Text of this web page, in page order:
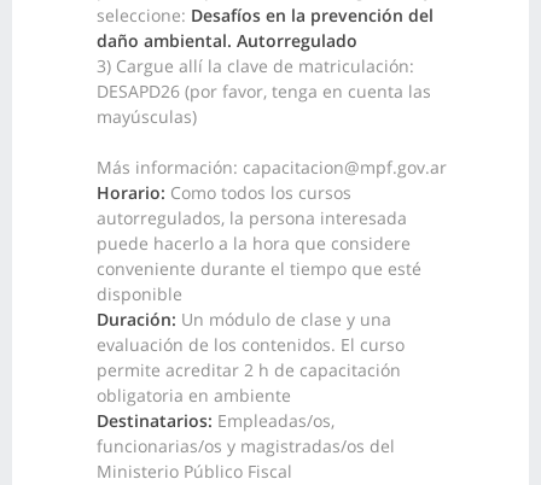
seleccione: Desafíos en la prevención del
daño ambiental. Autorregulado
3) Cargue allí la clave de matriculación:
DESAPD26 (por favor, tenga en cuenta las
mayúsculas)
Más información: capacitacion@mpf.gov.ar
Horario: Como todos los cursos
autorregulados, la persona interesada
puede hacerlo a la hora que considere
conveniente durante el tiempo que esté
disponible
Duración: Un módulo de clase y una
evaluación de los contenidos. El curso
permite acreditar 2 h de capacitación
obligatoria en ambiente
Destinatarios: Empleadas/os,
funcionarias/os y magistradas/os del
Ministerio Público Fiscal